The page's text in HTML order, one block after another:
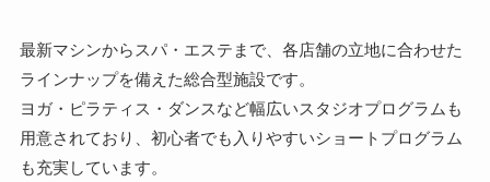
最新マシンからスパ・エステまで、各店舗の立地に合わせた
ラインナップを備えた総合型施設です。
ヨガ・ピラティス・ダンスなど幅広いスタジオプログラムも
用意されており、初心者でも入りやすいショートプログラム
も充実しています。